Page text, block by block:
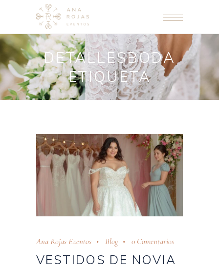
DETALLESBODA
ETIQUETA
Ana Rojas Eventos Blog 0 Comentarios
VESTIDOS DE NOVIA